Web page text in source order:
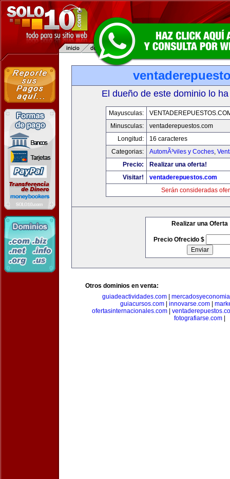
El dueño de este dominio lo
Mayusculas:
Minusculas:
ventaderepuestos.com
Longitud:
16 caracteres
Categorias:
AutomÃ³viles y Coches,
Precio:
Realizar una oferta!
Visitar!
ventaderepuestos.com
Serán consideradas
Realizar una Oferta
Precio Ofrecido $
Otros dominios en venta:
guiadeactividades.com|
guiacursos.com| innovarse.com|
ofertasinternacionales.com|
fotografiarse.com